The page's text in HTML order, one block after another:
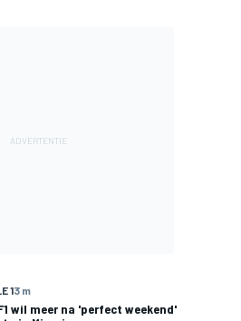
13 m
wil meer na 'perfect weekend'